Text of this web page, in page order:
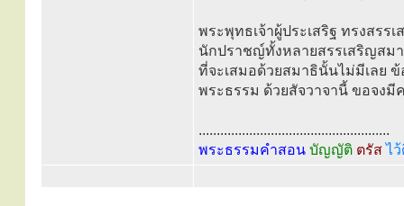
พระพุทธเจ้าผู้ประเสริฐ ทรงสรร
นักปราชญ์ทั้งหลายสรรเสริญสม
ที่จะเสมอด้วยสมาธินั้นไม่มีเลย
พระธรรม ด้วยสัจวาจานี้ ขอจงมี
.....................................................
พระธรรมคำสอน บัญญัติ ตรัสไ